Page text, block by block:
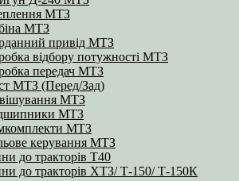
МТЗ
МТЗ
привід МТЗ
відбору потужності МТЗ
передач МТЗ
МТЗ (Перед/Зад)
МТЗ
МТЗ
МТЗ
керування МТЗ
до тракторів Т40
до тракторів ХТЗ/ Т-150/ Т-150К